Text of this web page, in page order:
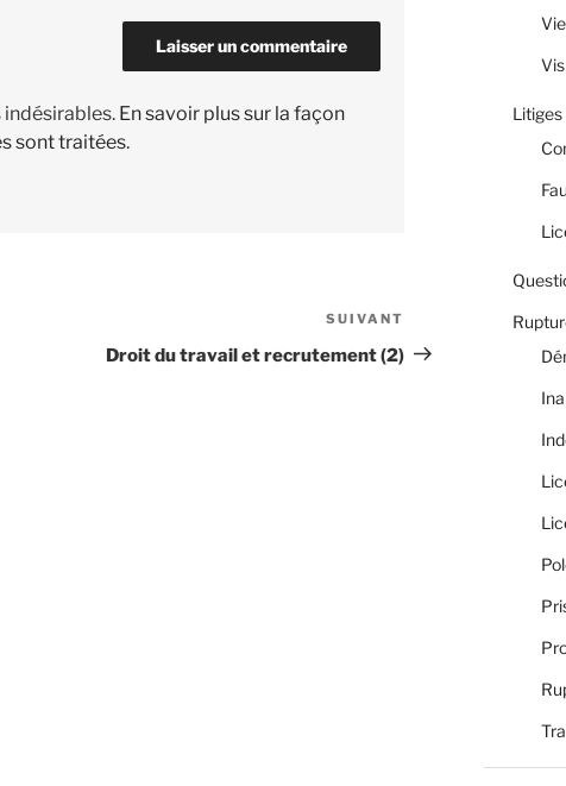
En savoir plus sur la façon
sont traitées.
suivant
SUIVANT
Droit du travail et recrutement (2)
Litiges